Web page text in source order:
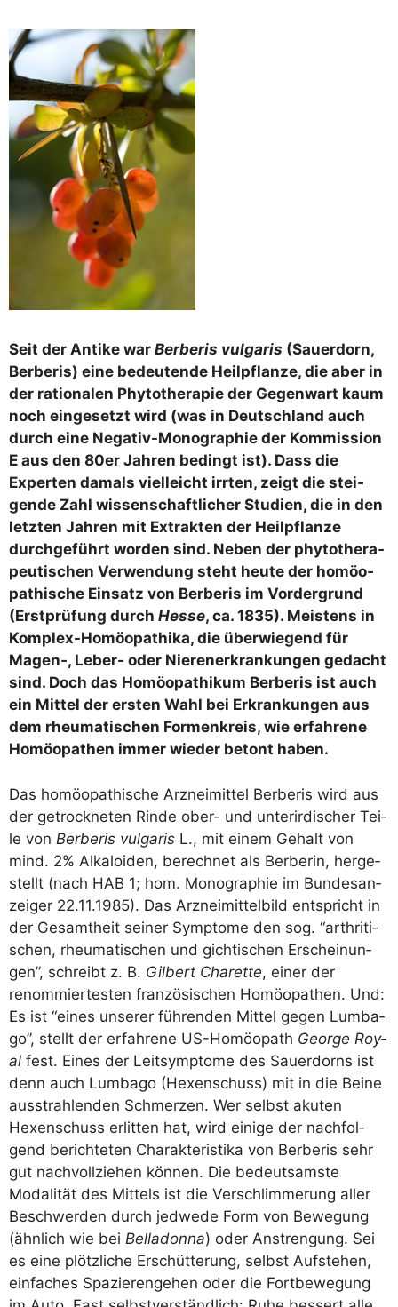
Seit der Anti­ke war Ber­be­ris vul­ga­ris (Sau­er­dorn,
Ber­be­ris) eine bedeu­ten­de Heil­pflan­ze, die aber in
der ratio­na­len Phy­to­the­ra­pie der Gegen­wart kaum
noch ein­ge­setzt wird (was in Deutsch­land auch
durch eine Nega­tiv-Mono­gra­phie der Kom­mis­si­on
E aus den 80er Jah­ren bedingt ist). Dass die
Exper­ten damals viel­leicht irr­ten, zeigt die stei­
gen­de Zahl wis­sen­schaft­li­cher Stu­di­en, die in den
letz­ten Jah­ren mit Extrak­ten der Heil­pflan­ze
durch­ge­führt wor­den sind. Neben der phy­to­the­ra­
peu­ti­schen Ver­wen­dung steht heu­te der homöo­
pa­thi­sche Ein­satz von Ber­be­ris im Vor­der­grund
(Erst­prü­fung durch Hes­se, ca. 1835). Meis­tens in
Kom­plex-Homöo­pa­thi­ka, die über­wie­gend für
Magen‑, Leber- oder Nie­ren­er­kran­kun­gen gedacht
sind. Doch das Homöo­pa­thi­kum Ber­be­ris ist auch
ein Mit­tel der ers­ten Wahl bei Erkran­kun­gen aus
dem rheu­ma­ti­schen Formen­kreis, wie erfah­re­ne
Homöo­pa­then immer wie­der betont haben.
Das homöo­pa­thi­sche Arz­nei­mit­tel Ber­be­ris wird aus
der getrock­ne­ten Rin­de ober- und unter­ir­di­scher Tei­
le von Ber­be­ris vul­ga­ris L., mit einem Gehalt von
mind. 2% Alka­lo­iden, berech­net als Ber­be­rin, her­ge­
stellt (nach HAB 1; hom. Mono­gra­phie im Bun­des­an­
zei­ger 22.11.1985). Das Arz­nei­mit­tel­bild ent­spricht in
der Gesamt­heit sei­ner Sym­pto­me den sog. “arthri­ti­
schen, rheu­ma­ti­schen und gich­t­i­schen Erschei­nun­
gen”, schreibt z. B. Gil­bert Cha­ret­te, einer der
renom­mier­tes­ten fran­zö­si­schen Homöo­pa­then. Und:
Es ist “eines unse­rer füh­ren­den Mit­tel gegen Lum­ba­
go”, stellt der erfah­re­ne US-Homöo­path Geor­ge Roy­
al fest. Eines der Leit­sym­pto­me des Sau­er­dorns ist
denn auch Lum­ba­go (Hexen­schuss) mit in die Bei­ne
aus­strah­len­den Schmer­zen. Wer selbst aku­ten
Hexen­schuss erlit­ten hat, wird eini­ge der nach­fol­
gend berich­te­ten Cha­rak­te­ris­ti­ka von Ber­be­ris sehr
gut nach­voll­zie­hen kön­nen. Die bedeut­sams­te
Moda­li­tät des Mit­tels ist die Ver­schlim­me­rung aller
Beschwer­den durch jed­we­de Form von Bewe­gung
(ähn­lich wie bei Bel­la­don­na) oder Anstren­gung. Sei
es eine plötz­li­che Erschüt­te­rung, selbst Auf­ste­hen,
ein­fa­ches Spa­zie­ren­ge­hen oder die Fort­be­we­gung